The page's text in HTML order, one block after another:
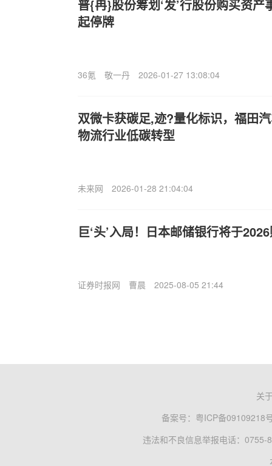
普{冉}股份筹划‘发’行股份购买资
起停牌
36氪 敬一丹 2026-01-27 13:08:04
双微卡获碳足,迹?量化标识，福田
物流行业低碳转型
未来网 2026-01-28 21:04:04
巨‘头’入局！日本邮储银行将于
证券时报网 曹晨 2025-08-05 21:44
关
备案号： 粤ICP备09109218
违法和不良信息举报电话：0755-